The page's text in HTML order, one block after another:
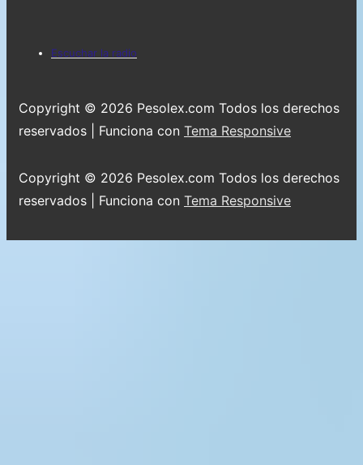
pie
página
Menú
pie
de
página
Escuchar la radio
Copyright © 2026 Pesolex.com Todos los derechos
reservados
| Funciona con Tema Responsive
Copyright © 2026 Pesolex.com Todos los derechos
reservados
| Funciona con Tema Responsive